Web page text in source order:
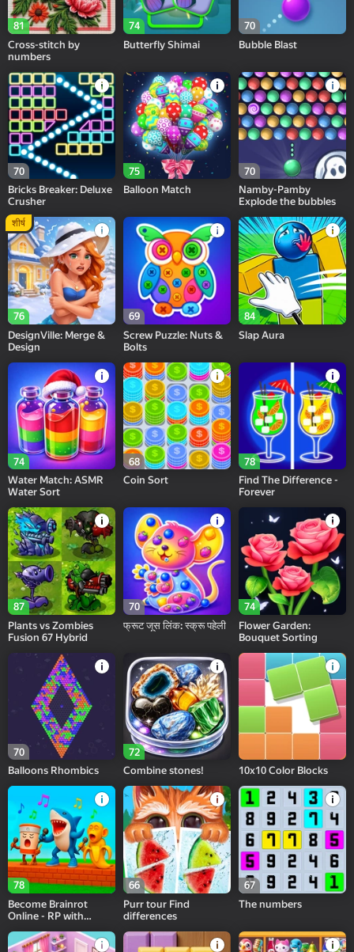
81
Cross-stitch by
numbers
74
Butterfly Shimai
70
Bubble Blast
70
Bricks Breaker: Deluxe
Crusher
75
Balloon Match
70
Namby-Pamby
Explode the bubbles
76
शीर्ष
DesignVille: Merge &
Design
69
Screw Puzzle: Nuts &
Bolts
84
Slap Aura
74
Water Match: ASMR
Water Sort
68
Coin Sort
78
Find The Difference -
Forever
87
Plants vs Zombies
Fusion 67 Hybrid
70
फ्रूट जूस लिंक: स्क्रू पहेली
74
Flower Garden:
Bouquet Sorting
70
Balloons Rhombics
72
Combine stones!
10x10 Color Blocks
78
Become Brainrot
Online - RP with
66
Purr tour Find
differences
67
The numbers